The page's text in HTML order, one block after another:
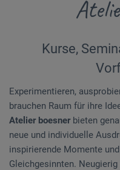
Kurse,
Experimentieren,
brauchen Raum für ihre
Atelier boesner bieten
neue und individuelle
inspirierende Momente
Gleichgesinnten. Neugierig